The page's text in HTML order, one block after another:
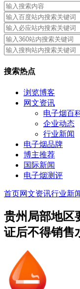
搜索热点
浏览博客
网文资讯
电子烟百
企业动态
行业新闻
电子烟品牌
博主推荐
国际新闻
电子烟测评
首页网文资讯行业新
贵州局部地区
证后不得销售